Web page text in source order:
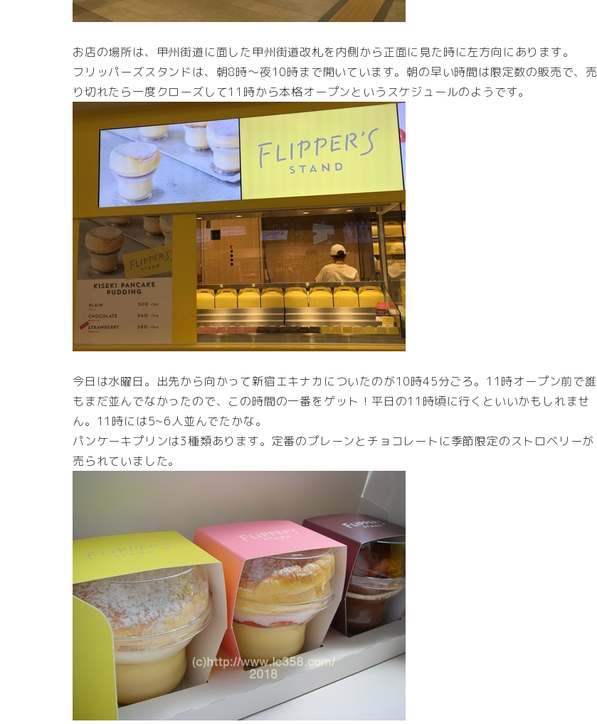
お店の場所は、甲州街道に面した甲州街道改札を内側から正面に見た時に左方向にあります。
フリッパーズスタンドは、朝8時～夜10時まで開いています。朝の早い時間は限定数の販売で、売
り切れたら一度クローズして11時から本格オープンというスケジュールのようです。
今日は水曜日。出先から向かって新宿エキナカについたのが10時45分ごろ。11時オープン前で誰
もまだ並んでなかったので、この時間の一番をゲット！平日の11時頃に行くといいかもしれませ
ん。11時には5~6人並んでたかな。
パンケーキプリンは3種類あります。定番のプレーンとチョコレートに季節限定のストロベリーが
売られていました。